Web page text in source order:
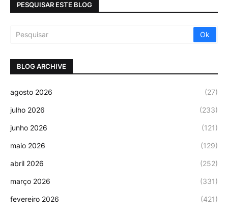
PESQUISAR ESTE BLOG
BLOG ARCHIVE
agosto 2026 (27)
julho 2026 (233)
junho 2026 (121)
maio 2026 (129)
abril 2026 (252)
março 2026 (331)
fevereiro 2026 (421)